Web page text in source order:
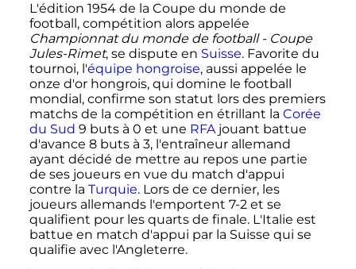
L'édition 1954 de la Coupe du monde de
football, compétition alors appelée
Championnat du monde de football - Coupe
Jules-Rimet, se dispute en Suisse. Favorite du
tournoi, l'équipe hongroise, aussi appelée le
onze d'or hongrois, qui domine le football
mondial, confirme son statut lors des premiers
matchs de la compétition en étrillant la Corée
du Sud 9 buts à 0 et une RFAjouant battue
d'avance 8 buts à 3, l'entraîneur allemand
ayant décidé de mettre au repos une partie
de ses joueurs en vue du match d'appui
contre la Turquie. Lors de ce dernier, les
joueurs allemands l'emportent 7-2 et se
qualifient pour les quarts de finale. L'Italie est
battue en match d'appui par la Suisse qui se
qualifie avec l'Angleterre.